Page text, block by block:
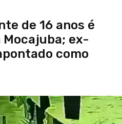
de 16 anos é
ex-
como